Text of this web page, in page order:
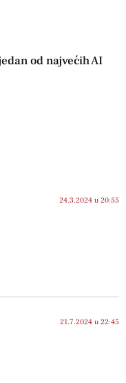
od najvećih AI
24.3.2024 u 20:55
21.7.2024 u 22:45